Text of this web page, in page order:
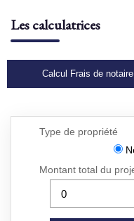
Les calculatrices
Calcul Frais de notaire